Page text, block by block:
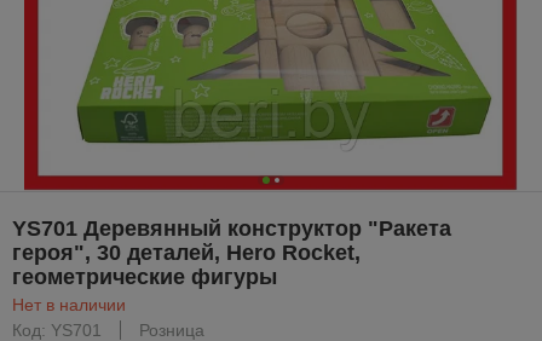
YS701 Деревянный конструктор "Ракета
героя", 30 деталей, Hero Rocket,
геометрические фигуры
Нет в наличии
Код: YS701
Розница